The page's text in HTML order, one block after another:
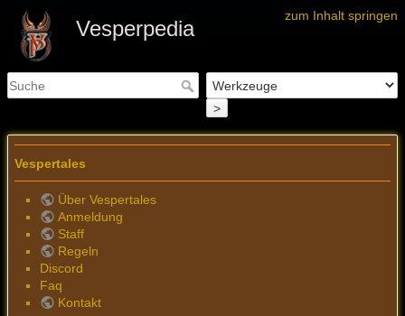
zum Inhalt springen
Vesperpedia
>
Vespertales
Über Vespertales
Anmeldung
Staff
Regeln
Discord
Faq
Kontakt